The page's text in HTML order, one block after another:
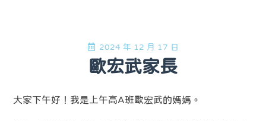
2024 年 12 月 17 日
歐宏武家長
大家下午好！我是上午高A班歐宏武的媽媽。